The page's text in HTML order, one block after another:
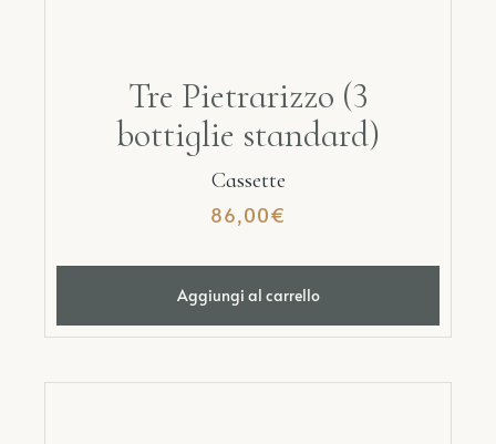
Tre Pietrarizzo (3
bottiglie standard)
Cassette
86,00€
Aggiungi al carrello